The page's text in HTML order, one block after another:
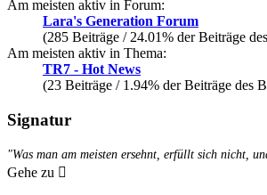
Am meisten aktiv in Forum:
Lara's Generation Forum
(285 Beiträge / 24.01% der Beiträge
Am meisten aktiv in Thema:
TR7 - Hot News
(23 Beiträge / 1.94% der Beiträge des
Signatur
"Was man am meisten ersehnt, erfüllt sich nicht,
Gehe zu